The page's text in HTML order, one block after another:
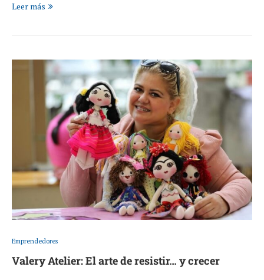
Leer más
Emprendedores
Valery Atelier: El arte de resistir… y crecer